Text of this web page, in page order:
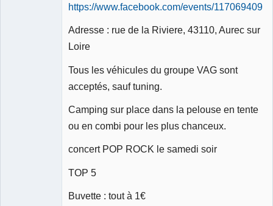
https://www.facebook.com/events/
Adresse : rue de la Riviere, 43110, Aurec sur
Loire
Tous les véhicules du groupe VAG sont
acceptés, sauf tuning.
Camping sur place dans la pelouse en tente
ou en combi pour les plus chanceux.
concert POP ROCK le samedi soir
TOP 5
Buvette : tout à 1€